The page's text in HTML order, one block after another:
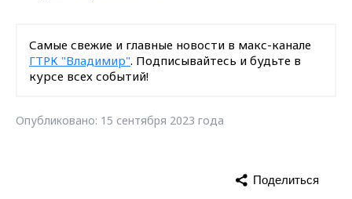
Самые свежие и главные новости в макс-канале
ГТРК "Владимир". Подписывайтесь и будьте в
курсе всех событий!
Опубликовано: 15 сентября 2023 года
Поделиться